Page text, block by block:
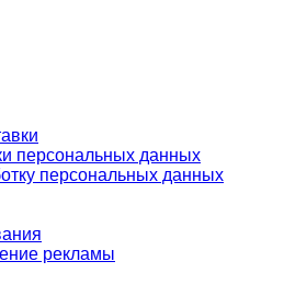
персональных данных
персональных данных
рекламы